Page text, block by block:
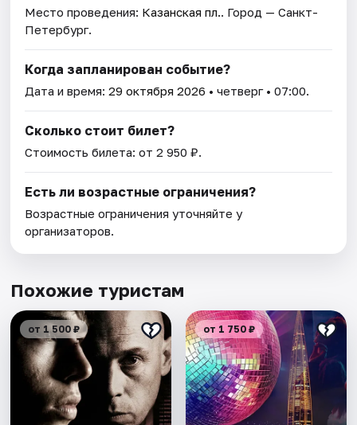
Место проведения: Казанская пл.. Город — Санкт-
Петербург.
Когда запланирован событие?
Дата и время:29 октября 2026 • четверг • 07:00.
Сколько стоит билет?
Стоимость билета: от 2 950 ₽.
Есть ли возрастные ограничения?
Возрастные ограничения уточняйте у
организаторов.
Похожие туристам
от 1 500 ₽ от 1 750 ₽